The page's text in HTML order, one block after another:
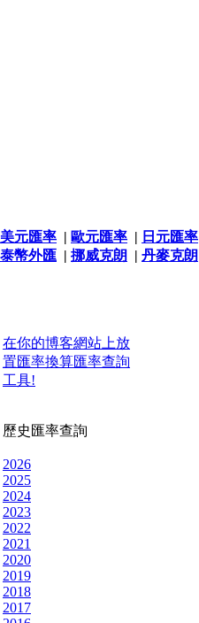
美元匯率 | 歐元匯率 | 日元匯率
泰幣外匯 | 挪威克朗 | 丹麥克朗
在你的博客網站上放
置匯率換算匯率查詢
工具!
歷史匯率查詢
2026
2025
2024
2023
2022
2021
2020
2019
2018
2017